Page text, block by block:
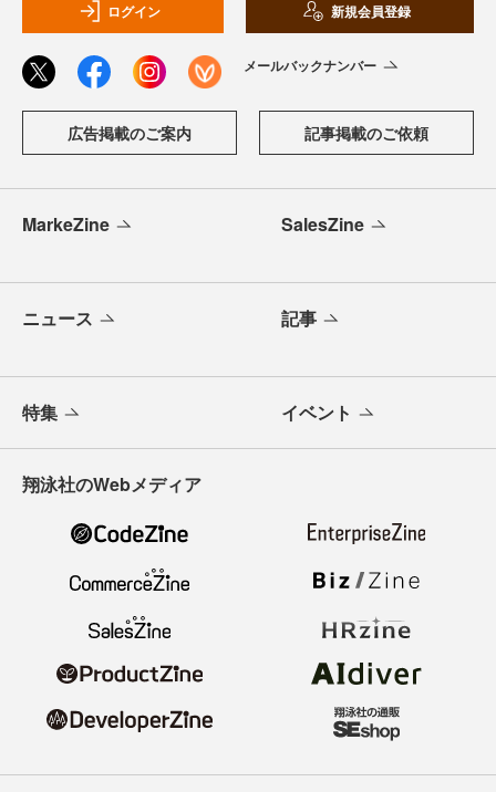
ログイン 新規会員登録
メールバックナンバー
広告掲載のご案内 記事掲載のご依頼
MarkeZine SalesZine
ニュース 記事
特集 イベント
翔泳社のWebメディア